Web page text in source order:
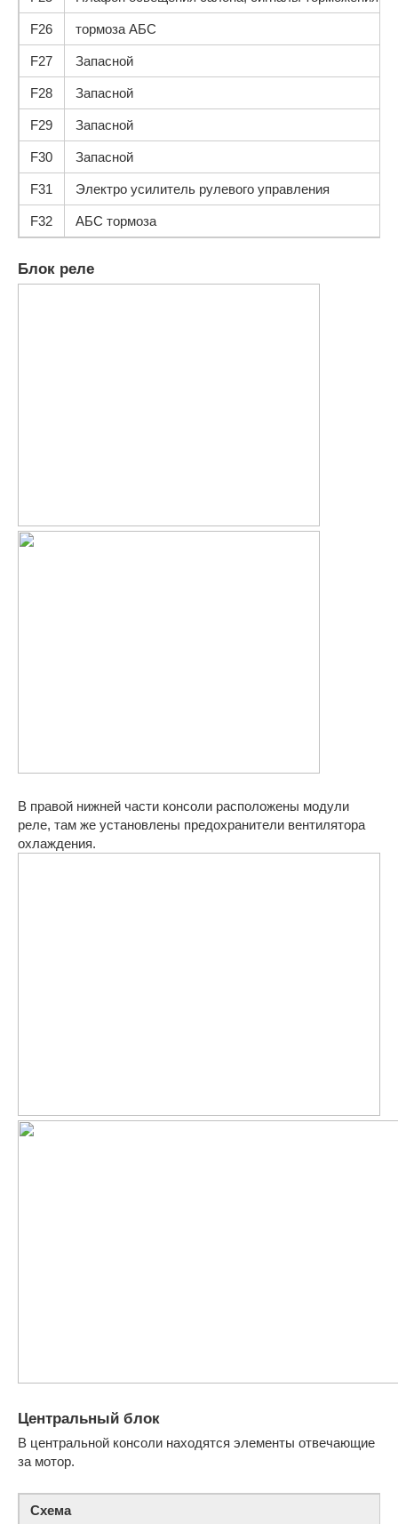
F26 тормоза АБС
F27 Запасной
F28 Запасной
F29 Запасной
F30 Запасной
F31 Электро усилитель рулевого управления
F32 АБС тормоза
Блок реле
В правой нижней части консоли расположены модули
реле, там же установлены предохранители вентилятора
охлаждения.
Центральный блок
В центральной консоли находятся элементы отвечающие
за мотор.
Схема